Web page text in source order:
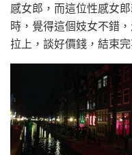
感女郎，而這位性感女
時，覺得這個妓女不錯
拉上，談好價錢，結束完